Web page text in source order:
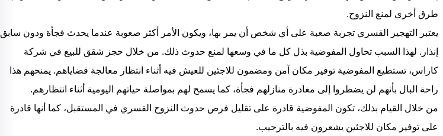
طرق أخرى لمنع النزوح.
يعتبر التهجير القسري تجربة صعبة على أي شخص أن يمر بها، ويكون الأمر أكثر صعوبة عندما يحدث فجأة ودون سابق
إنذار. لهذا السبب تحاول المفوضية بذل كل ما في وسعها لمنع حدوث ذلك. من خلال حجز شقق للبيع في شركة
كاراس، تستطيع المفوضية توفير مكان آمن ومضمون للاجئين للعيش فيه أثناء انتظار معالجة قضاياهم. يمنحهم هذا
راحة البال بأنهم لن يضطروا إلى مغادرة منازلهم فجأة، كما يسمح لهم بمواصلة حياتهم اليومية أثناء انتظارهم.
من خلال القيام بذلك، تكون المفوضية قادرة على تقليل فرص حدوث النزوح القسري في المستقبل، كما أنها قادرة
على توفير مكان للاجئين يشعرون فيه بالترحيب.